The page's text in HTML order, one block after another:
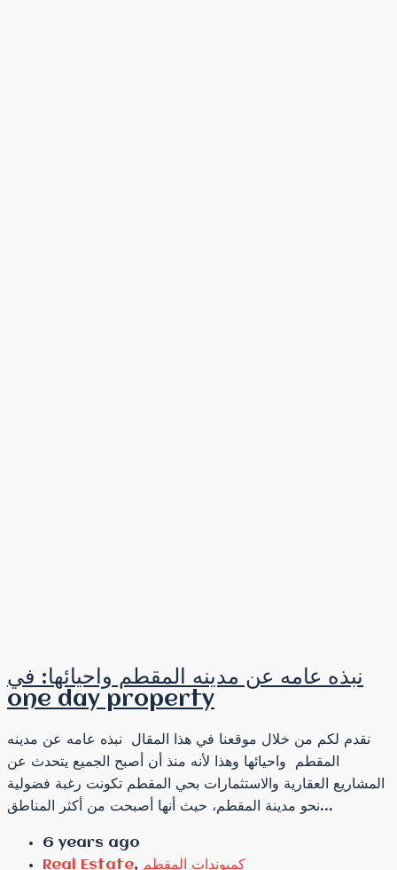
نبذه عامه عن مدينه المقطم واحيائها: في
one day property
نقدم لكم من خلال موقعنا في هذا المقال نبذه عامه عن مدينه
المقطم واحيائها وهذا لأنه منذ أن أصبح الجميع يتحدث عن
المشاريع العقارية والاستثمارات بحي المقطم تكونت رغبة فضولية
نحو مدينة المقطم، حيث أنها أصبحت من أكثر المناطق...
6 years ago
Real Estate, كمبوندات المقطم